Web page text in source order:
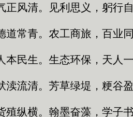
风清。见利思义，躬行
常青。农工商旅，百业
民生。生态环保，天人
流清。芳草绿堤，粳谷
纵横。翰墨奋藻，学子